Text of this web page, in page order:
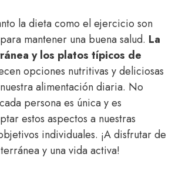
la dieta como el ejercicio son
mantener una buena salud. La
y los platos típicos de
opciones nutritivas y deliciosas
alimentación diaria. No
persona es única y es
estos aspectos a nuestras
individuales. ¡A disfrutar de
y una vida activa!